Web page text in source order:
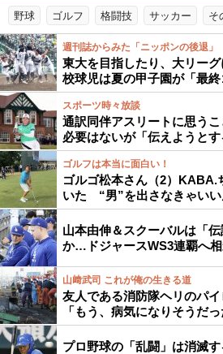
野球 ゴルフ 格闘技 サッカー そ
週刊誌からみた「ニッポンの後退」
東大を目指したり、大リー
校球児は夏の甲子園が「最
スポーツ時々放談
通訳同伴アスリートに思う
必要はないが「伝えようと
ゴルフは本当に面白い！
ゴルゴ松本さん（2）KABA.
いた “男”を出さなきゃいい
山本由伸＆スクーバルは「
か…ドジャースWS3連覇へ
山﨑武司 これが俺の生きる道
友人である消防隊ヘリのパ
「もう、病気になりそうだっ
プロ野球の「乱闘」は消滅